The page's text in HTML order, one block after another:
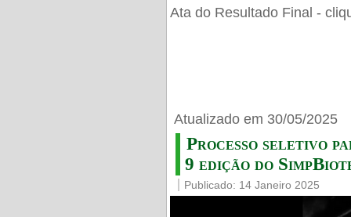
Ata do Resultado Final -
Atualizado em 30/05/2025
Processo seletivo
9 edição do
Publicado: 14 Janeiro 2025